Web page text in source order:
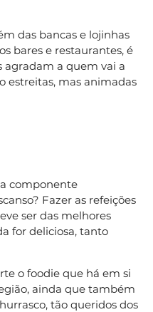
das bancas e lojinhas
bares e restaurantes, é
agradam a quem vai a
estreitas, mas animadas
componente
Fazer as refeições
ser das melhores
for deliciosa, tanto
o foodie que há em si
ainda que também
tão queridos dos